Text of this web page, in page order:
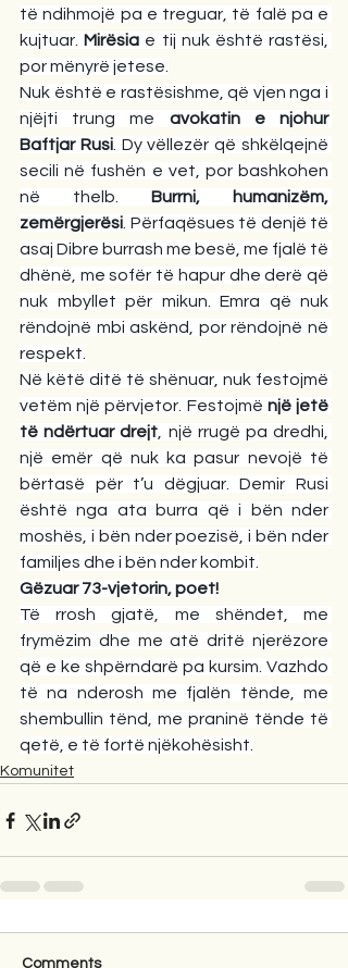
të ndihmojë pa e treguar, të falë pa e
kujtuar. Mirësia e tij nuk është rastësi,
por mënyrë jetese.
Nuk është e rastësishme, që vjen nga i
njëjti trung me avokatin e njohur
Baftjar Rusi. Dy vëllezër që shkëlqejnë
secili në fushën e vet, por bashkohen
në thelb. Burrni, humanizëm,
zemërgjerësi . Përfaqësues të denjë të
asaj Dibre burrash me besë, me fjalë të
dhënë, me sofër të hapur dhe derë që
nuk mbyllet për mikun. Emra që nuk
rëndojnë mbi askënd, por rëndojnë në
respekt.
Në këtë ditë të shënuar, nuk festojmë
vetëm një përvjetor. Festojmë një jetë
të ndërtuar drejt , një rrugë pa dredhi,
një emër që nuk ka pasur nevojë të
bërtasë për t’u dëgjuar. Demir Rusi
është nga ata burra që i bën nder
moshës, i bën nder poezisë, i bën nder
familjes dhe i bën nder kombit.
Gëzuar 73-vjetorin, poet!
Të rrosh gjatë, me shëndet, me
frymëzim dhe me atë dritë njerëzore
që e ke shpërndarë pa kursim. Vazhdo
të na nderosh me fjalën tënde, me
shembullin tënd, me praninë tënde të
qetë, e të fortë njëkohësisht.
Komunitet
Comments